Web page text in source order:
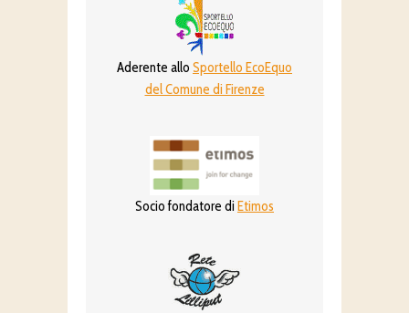
Aderente allo Sportello EcoEquo
del Comune di Firenze
Socio fondatore di Etimos